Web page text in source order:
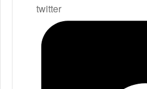
twitter